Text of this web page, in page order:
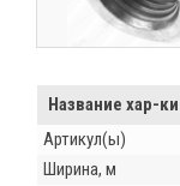
Название хар-ки
Артикул(ы)
Ширина, м